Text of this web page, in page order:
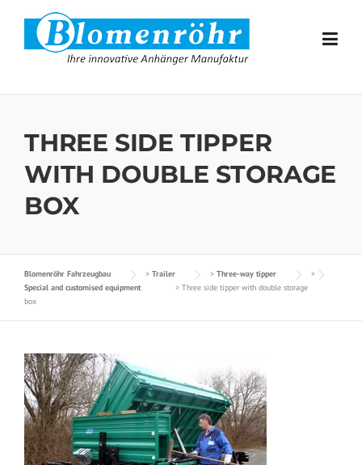
Skip to content
THREE SIDE TIPPER
WITH DOUBLE STORAGE
BOX
Blomenröhr Fahrzeugbau > Trailer > Three-way tipper
>
Special and customised equipment
> Three side tipper with double storage
box